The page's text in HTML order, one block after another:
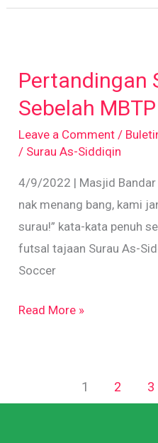
Pertandingan
Sebelah
Leave a Comment /
/ Surau As-Siddiqin
4/9/2022 | Masjid Bandar
nak menang bang, kami
surau!” kata-kata penuh
futsal tajaan Surau As-
Soccer
Soccer
5
MBTP
Read More »
1 2 3